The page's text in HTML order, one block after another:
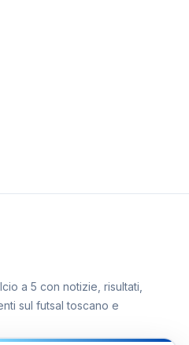
a 5 con notizie, risultati,
sul futsal toscano e